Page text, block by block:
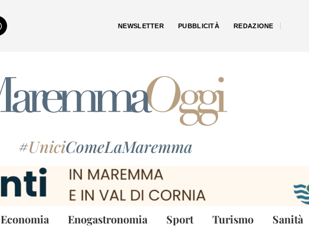
NEWSLETTER PUBBLICITÀ REDAZIONE
#UniciComeLaMaremma
Economia Enogastronomia Sport Turismo Sanità